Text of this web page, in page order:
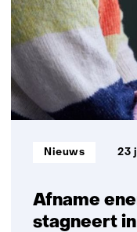
gasveld
Afname
stagneert
Informatietype:
Nieuws 23